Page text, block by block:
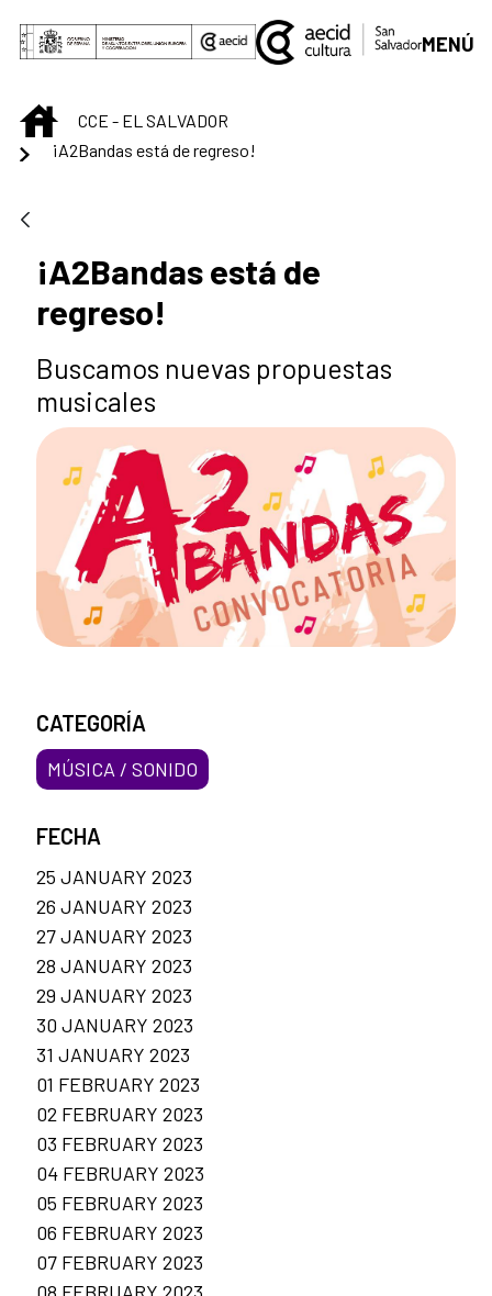
Saltar al contenido principal
MENÚ
INICIOCCE - EL SALVADOR
¡A2Bandas está de regreso!
¡A2Bandas está de
regreso!
Buscamos nuevas propuestas
musicales
CATEGORÍA
MÚSICA / SONIDO
FECHA
25 JANUARY 2023
26 JANUARY 2023
27 JANUARY 2023
28 JANUARY 2023
29 JANUARY 2023
30 JANUARY 2023
31 JANUARY 2023
01 FEBRUARY 2023
02 FEBRUARY 2023
03 FEBRUARY 2023
04 FEBRUARY 2023
05 FEBRUARY 2023
06 FEBRUARY 2023
07 FEBRUARY 2023